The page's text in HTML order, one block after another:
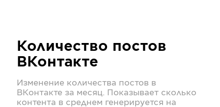
Количество постов
ВКонтакте
Изменение количества постов в
ВКонтакте за месяц. Показывает сколько
контента в среднем генерируется на